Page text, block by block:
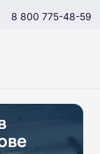
8 800 775-48-59